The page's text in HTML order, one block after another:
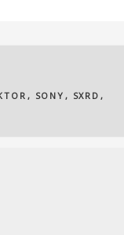
, SONY , SXRD ,